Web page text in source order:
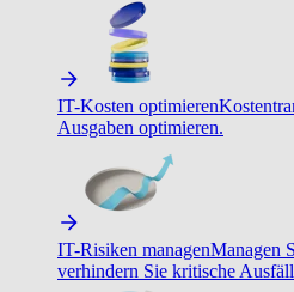
IT-Kosten optimieren
Ausgaben optimieren.
IT-Risiken managenManagen
verhindern Sie kritische